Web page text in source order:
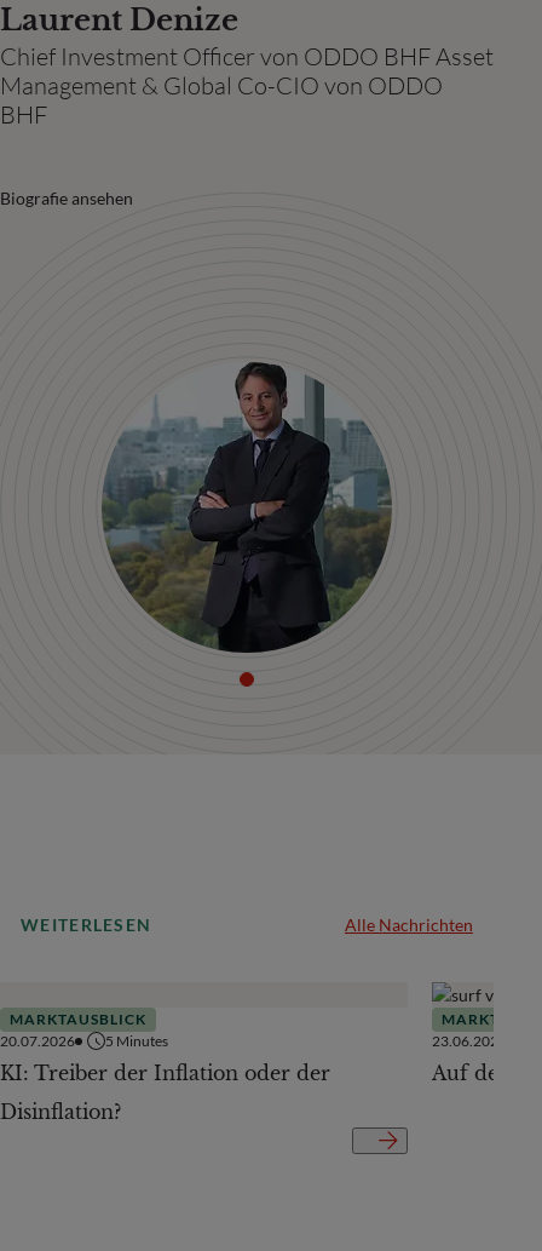
Laurent Denize
Chief Investment Officer von ODDO BHF Asset
Management & Global Co-CIO von ODDO
BHF
Biografie ansehen
WEITERLESEN Alle Nachrichten
MARKTAUSBLICK
20.07.2026
5 Minutes
KI: Treiber der Inflation oder der
Disinflation?
23.06.2026
Auf der